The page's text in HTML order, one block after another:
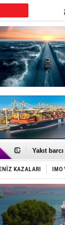
'REGAL
Yakıt
Rus
Tatil
Rusya,
Enejota
Denizcilik
‘14.
KAZALARI IMO